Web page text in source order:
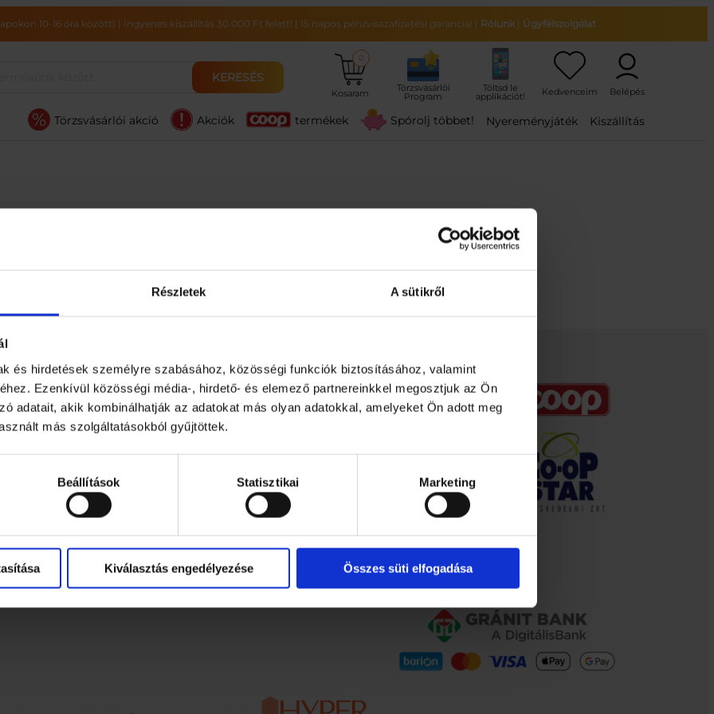
Részletek A sütikről
és hirdetések személyre szabásához, közösségi funkciók biztosításához, valamint
Ezenkívül közösségi média-, hirdető- és elemező partnereinkkel megosztjuk az Ön
adatait, akik kombinálhatják az adatokat más olyan adatokkal, amelyeket Ön adott meg
más szolgáltatásokból gyűjtöttek.
Beállítások Statisztikai Marketing
Kiválasztás engedélyezése Összes süti elfogadása
10-16 óra között) | Ingyenes kiszállítás 30.000 Ft felett! | 15 napos pénzvisszafizetési garancia! | Rólunk| Ügyfélszolgálat
KERESÉS
Kosaram
0
Törzsvásárlói akció Akciók termékek Spórolj többet! Nyereményjáték Kiszállítás
Ellenőr kivonat
reklamáció
receptek